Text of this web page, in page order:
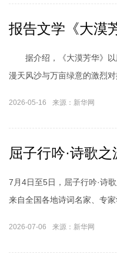
报告文学《大漠
据介绍，《大漠芳华》以
漫天风沙与万亩绿意的激烈
2026-05-16 来源：新华网
屈子行吟·诗歌
7月4日至5日，屈子行吟·诗
来自全国各地诗词名家、专
2026-07-06 来源：新华网